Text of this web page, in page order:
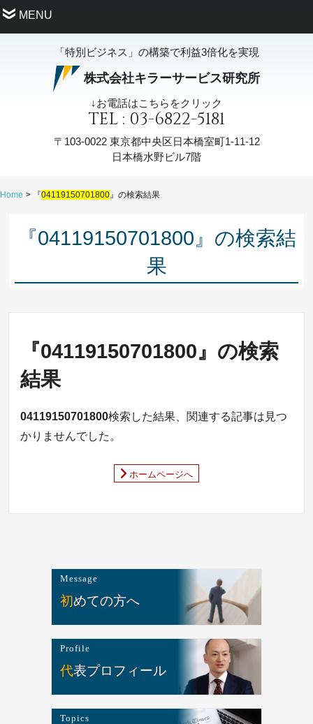
MENU
「特別ビジネス」の構築で利益3倍化を実現
株式会社キラーサービス研究所
↓お電話はこちらをクリック
TEL : 03-6822-5181
〒103-0022東京都中央区日本橋室町1-11-12
日本橋水野ビル7階
Home 『04119150701800』の検索結果
『04119150701800』の検索結
果
『04119150701800』の検索
結果
04119150701800検索した結果、関連する記事は見つ
かりませんでした。
ホームページへ
Message
初めての方へ
Profile
代表プロフィール
Topics